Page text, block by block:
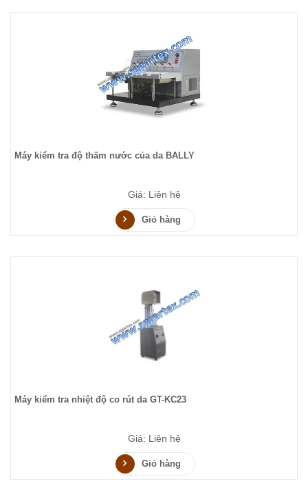
Máy kiểm tra độ thấm nước của da BALLY
Giá: Liên hệ
Giỏ hàng
Máy kiểm tra nhiệt độ co rút da GT-KC23
Giá: Liên hệ
Giỏ hàng